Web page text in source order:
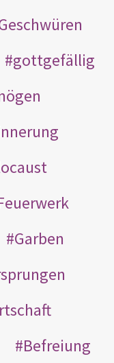
gottgefällig
Garben
Befreiung